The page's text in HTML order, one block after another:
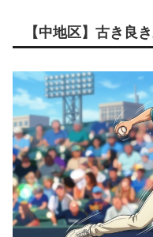
【中地区】古き良